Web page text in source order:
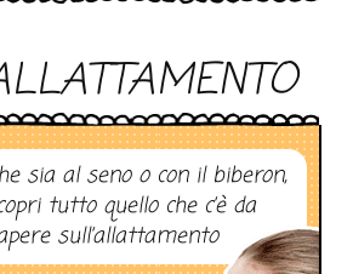
sia al seno o con il biberon,
tutto quello che c’è da
sull’allattamento